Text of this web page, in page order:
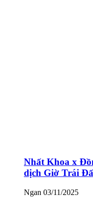
Nhất Khoa x
dịch Giờ Trái
Ngan 03/11/2025